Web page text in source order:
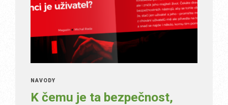
NÁVODY
K čemu je ta bezpečnost,